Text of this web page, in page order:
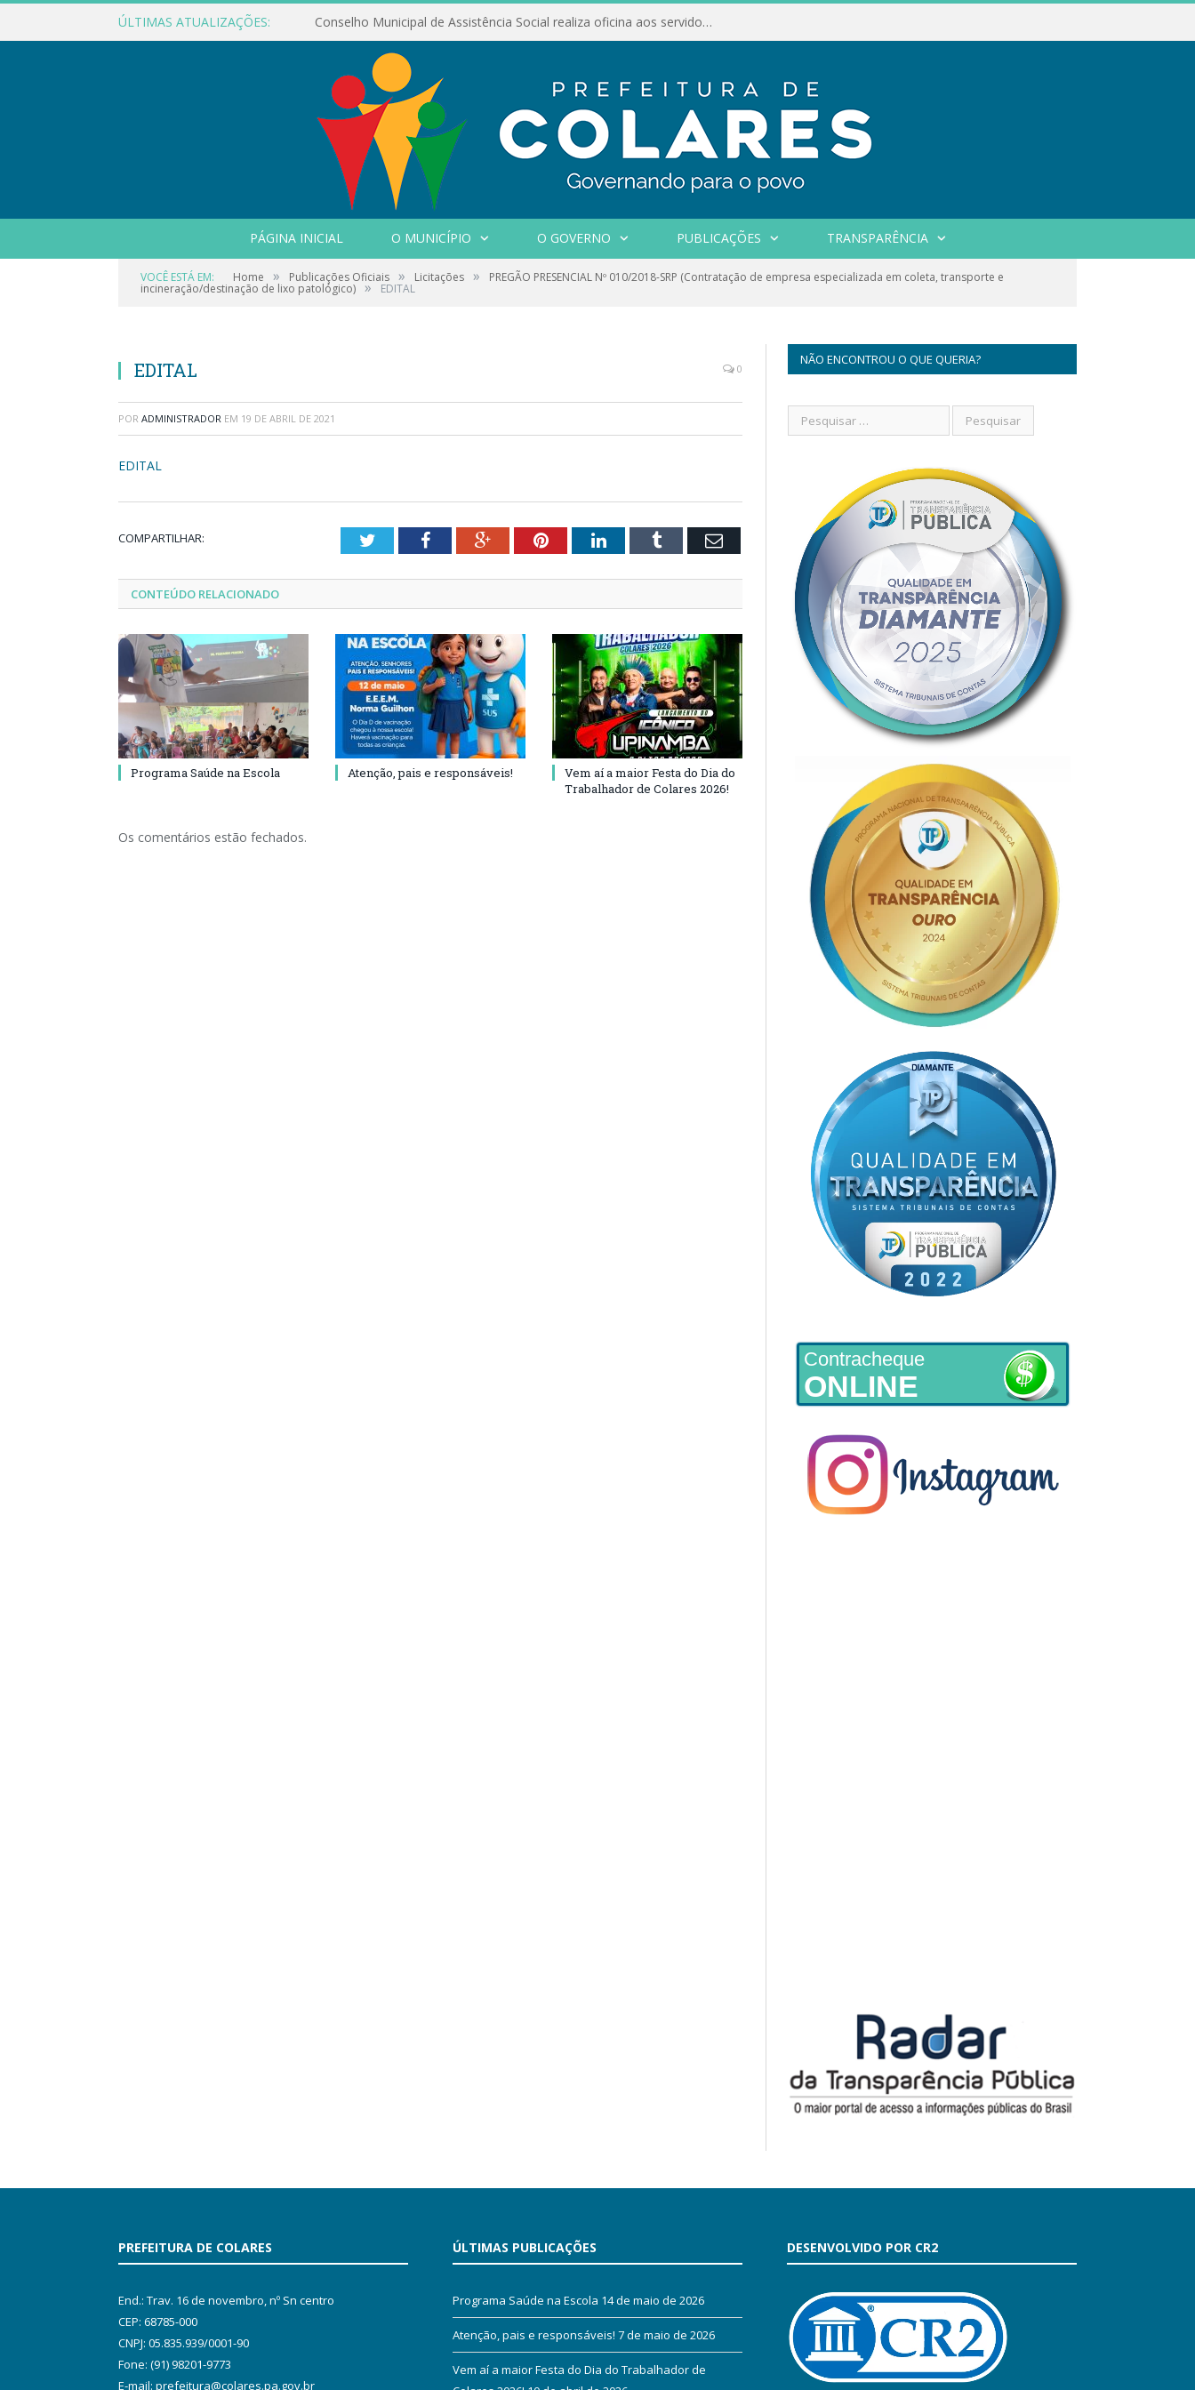
ÚLTIMAS ATUALIZAÇÕES: Conselho Municipal de Assistência Social realiza oficina aos servidores
PÁGINA INICIAL O MUNICÍPIO O GOVERNO PUBLICAÇÕES TRANSPARÊNCIA
VOCÊ ESTÁ EM: Home » Publicações Oficiais » Licitações » PREGÃO PRESENCIAL Nº 010/2018-SRP (Contratação de empresa especializada em coleta, transporte e
incineração/destinação de lixo patológico) » EDITAL
EDITAL 0
POR ADMINISTRADOR EM 19 DE ABRIL DE 2021
EDITAL
COMPARTILHAR: TwitterFacebookGoogle+PinterestLinkedInTumblr Email
CONTEÚDO RELACIONADO
Programa Saúde na Escola Atenção, pais e responsáveis!
Vem aí a maior Festa do Dia do
Trabalhador de Colares 2026!
Os comentários estão fechados.
NÃO ENCONTROU O QUE QUERIA?
Contracheque
ONLINE
PREFEITURA DE COLARES
End.: Trav. 16 de novembro, nº Sn centro
CEP: 68785-000
CNPJ: 05.835.939/0001-90
Fone: (91) 98201-9773
E-mail: prefeitura@colares.pa.gov.br
ÚLTIMAS PUBLICAÇÕES
Programa Saúde na Escola 14 de maio de 2026
Atenção, pais e responsáveis! 7 de maio de 2026
Vem aí a maior Festa do Dia do Trabalhador de
DESENVOLVIDO POR CR2